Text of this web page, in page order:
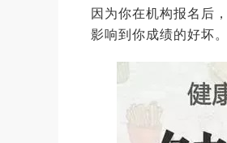
因为你在机构报名后
影响到你成绩的好坏。